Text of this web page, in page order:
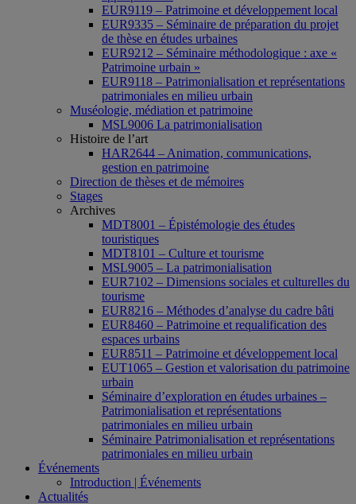
EUR9119 – Patrimoine et développement local
EUR9335 – Séminaire de préparation du projet
de thèse en études urbaines
EUR9212 – Séminaire méthodologique : axe «
Patrimoine urbain »
EUR9118 – Patrimonialisation et représentations
patrimoniales en milieu urbain
Muséologie, médiation et patrimoine
MSL9006 La patrimonialisation
Histoire de l’art
HAR2644 – Animation, communications,
gestion en patrimoine
Direction de thèses et de mémoires
Stages
Archives
MDT8001 – Épistémologie des études
touristiques
MDT8101 – Culture et tourisme
MSL9005 – La patrimonialisation
EUR7102 – Dimensions sociales et culturelles du
tourisme
EUR8216 – Méthodes d’analyse du cadre bâti
EUR8460 – Patrimoine et requalification des
espaces urbains
EUR8511 – Patrimoine et développement local
EUT1065 – Gestion et valorisation du patrimoine
urbain
Séminaire d’exploration en études urbaines –
Patrimonialisation et représentations
patrimoniales en milieu urbain
Séminaire Patrimonialisation et représentations
patrimoniales en milieu urbain
Événements
Introduction | Événements
Actualités